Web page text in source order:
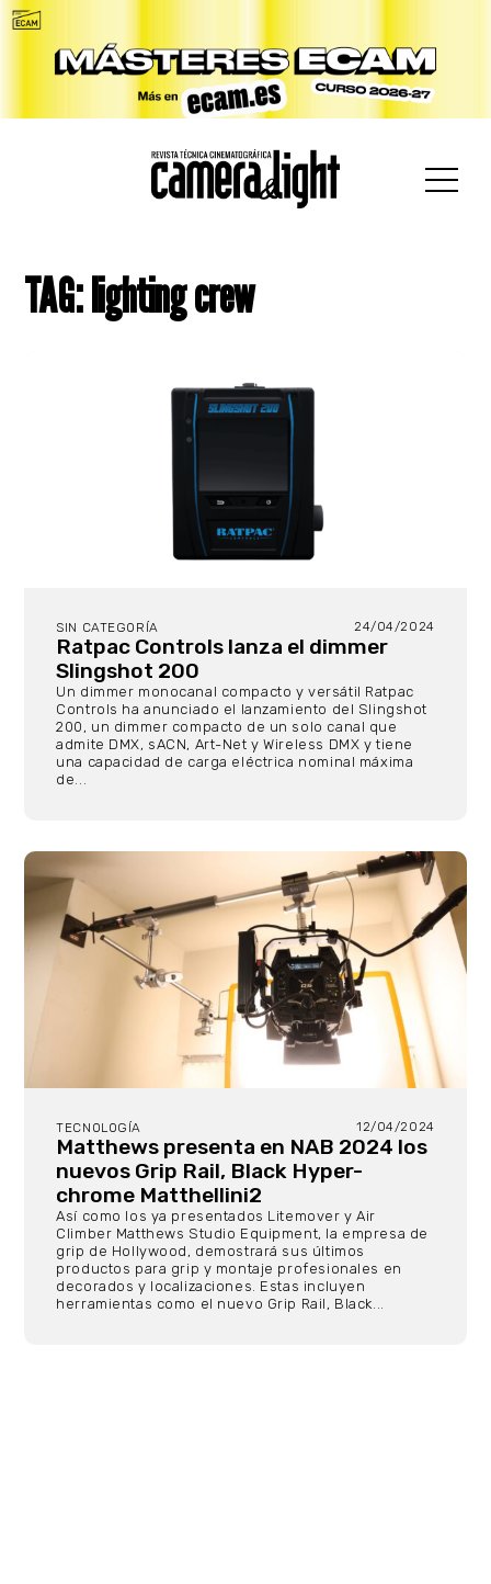
TAG: lighting crew
SIN CATEGORÍA 24/04/2024
Ratpac Controls lanza el dimmer
Slingshot 200
Un dimmer monocanal compacto y versátil Ratpac
Controls ha anunciado el lanzamiento del Slingshot
200, un dimmer compacto de un solo canal que
admite DMX, sACN, Art-Net y Wireless DMX y tiene
una capacidad de carga eléctrica nominal máxima
de...
TECNOLOGÍA 12/04/2024
Matthews presenta en NAB 2024 los
nuevos Grip Rail, Black Hyper-
chrome Matthellini2
Así como los ya presentados Litemover y Air
Climber Matthews Studio Equipment, la empresa de
grip de Hollywood, demostrará sus últimos
productos para grip y montaje profesionales en
decorados y localizaciones. Estas incluyen
herramientas como el nuevo Grip Rail, Black...